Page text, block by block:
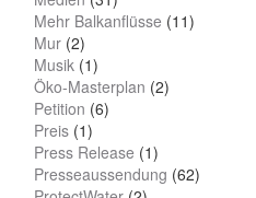
Mehr Balkanflüsse (11)
Mur (2)
Musik (1)
Öko-Masterplan (2)
Petition (6)
Preis (1)
Press Release (1)
Presseaussendung (62)